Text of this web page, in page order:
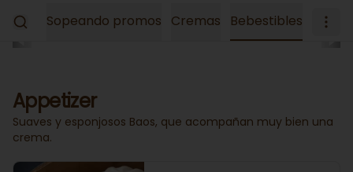
Mes Sopeando promos Cremas Bebestibles
Appetizer
Suaves y esponjosos Baos, que acompañan muy bien una
crema.